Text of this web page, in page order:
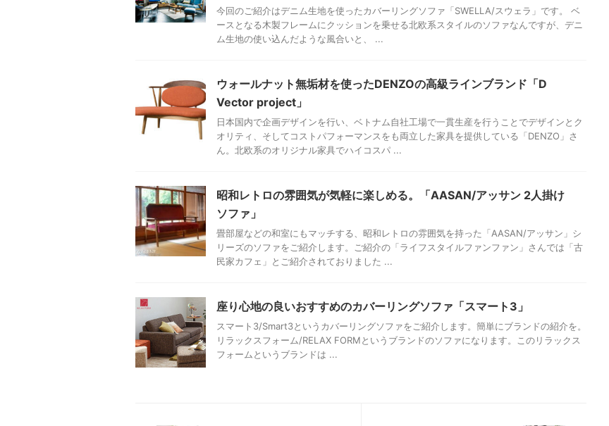
今回のご紹介はデニム生地を使ったカバーリングソファ「SWELLA/スウェラ」です。 ベ
ースとなる木製フレームにクッションを乗せる北欧系スタイルのソファなんですが、デニ
ム生地の使い込んだような風合いと、 ...
ウォールナット無垢材を使ったDENZOの高級ラインブランド「D
Vector project」
日本国内で企画デザインを行い、ベトナム自社工場で一貫生産を行うことでデザインとク
オリティ、そしてコストパフォーマンスをも両立した家具を提供している「DENZO」さ
ん。北欧系のオリジナル家具でハイコスパ ...
昭和レトロの雰囲気が気軽に楽しめる。「AASAN/アッサン 2人掛け
ソファ」
畳部屋などの和室にもマッチする、昭和レトロの雰囲気を持った「AASAN/アッサン」シ
リーズのソファをご紹介します。ご紹介の「ライフスタイルファンファン」さんでは「古
民家カフェ」とご紹介されておりました ...
座り心地の良いおすすめのカバーリングソファ「スマート3」
スマート3/Smart3というカバーリングソファをご紹介します。簡単にブランドの紹介を。
リラックスフォーム/RELAX FORMというブランドのソファになります。このリラックス
フォームというブランドは ...